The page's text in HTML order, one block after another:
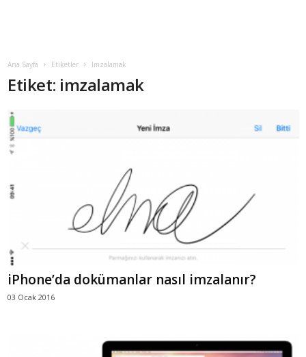
Ana Sayfa Etiketler Imzalamak
Etiket: imzalamak
iPhone’da dokümanlar nasıl imzalanır?
03 Ocak 2016